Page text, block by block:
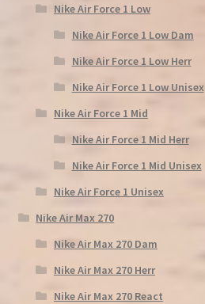
Nike Air Force 1 Low
Nike Air Force 1 Low Dam
Nike Air Force 1 Low Herr
Nike Air Force 1 Low Unisex
Nike Air Force 1 Mid
Nike Air Force 1 Mid Herr
Nike Air Force 1 Mid Unisex
Nike Air Force 1 Unisex
Nike Air Max 270
Nike Air Max 270 Dam
Nike Air Max 270 Herr
Nike Air Max 270 React